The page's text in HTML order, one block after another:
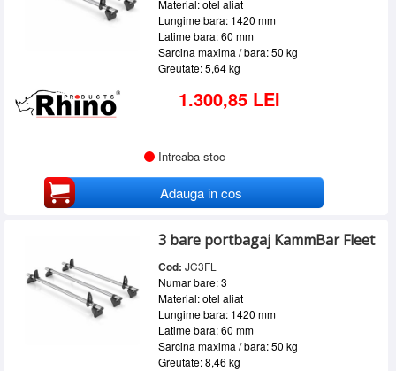
Material: otel aliat
Lungime bara: 1420 mm
Latime bara: 60 mm
Sarcina maxima / bara: 50 kg
Greutate: 5,64 kg
1.300,85 LEI
Intreaba stoc
Adauga in cos
3 bare portbagaj KammBar Fleet
Cod: JC3FL
Numar bare: 3
Material: otel aliat
Lungime bara: 1420 mm
Latime bara: 60 mm
Sarcina maxima / bara: 50 kg
Greutate: 8,46 kg